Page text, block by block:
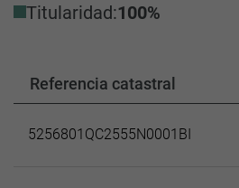
Titularidad:100%
Referencia catastral
5256801QC2555N0001BI